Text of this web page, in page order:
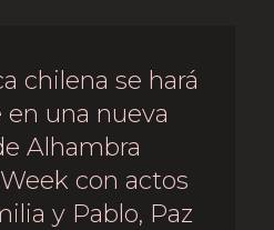
chilena se hará
una nueva
Alhambra
con actos
y Pablo, Paz